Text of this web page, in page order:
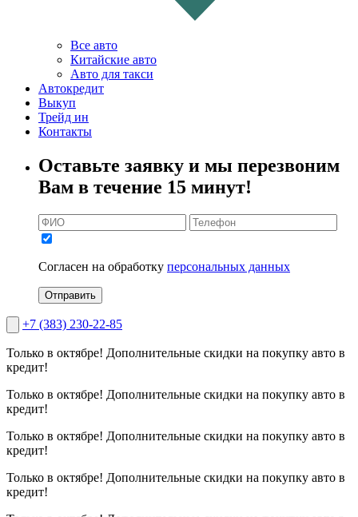
Все авто
Китайские авто
Авто для такси
Автокредит
Выкуп
Трейд ин
Контакты
Оставьте заявку и мы перезвоним
Вам в течение 15 минут!
Согласен на обработку персональных данных
Отправить
+7 (383) 230-22-85
Только в октябре! Дополнительные скидки на покупку авто в
кредит!
Только в октябре! Дополнительные скидки на покупку авто в
кредит!
Только в октябре! Дополнительные скидки на покупку авто в
кредит!
Только в октябре! Дополнительные скидки на покупку авто в
кредит!